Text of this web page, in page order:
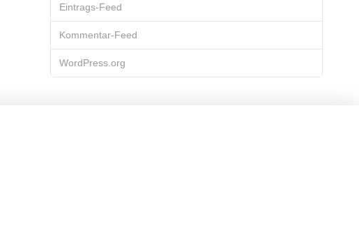
Eintrags-Feed
Kommentar-Feed
WordPress.org